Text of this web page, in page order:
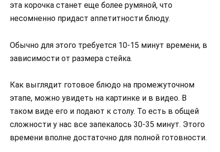
эта корочка станет еще более румяной, что
несомненно придаст аппетитности блюду.
Обычно для этого требуется 10-15 минут времени, в
зависимости от размера стейка.
Как выглядит готовое блюдо на промежуточном
этапе, можно увидеть на картинке и в видео. В
таком виде его и подают к столу. То есть в общей
сложности у нас все запекалось 30-35 минут. Этого
времени вполне достаточно для полной готовности.